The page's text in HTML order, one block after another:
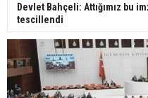
Devlet Bahçeli: Attığımız bu
tescillendi